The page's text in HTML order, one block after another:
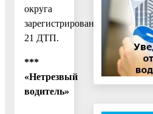
округа
зарегистрировано
21 ДТП.
***
«Нетрезвый
водитель»